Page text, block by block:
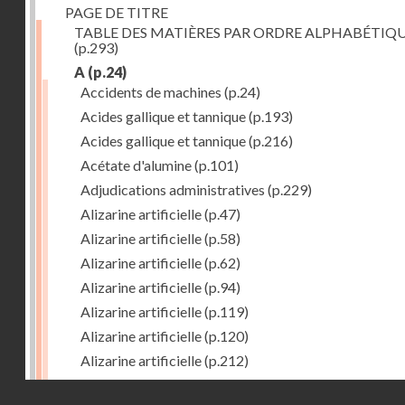
PAGE DE TITRE
TABLE DES MATIÈRES PAR ORDRE
(p.293)
A (p.24)
Accidents de machines (p.24)
Acides gallique et tannique(p.193)
Acides gallique et tannique(p.216)
Acétate d'alumine(p.101)
Adjudications administratives (p.229)
Alizarine artificielle(p.47)
Alizarine artificielle(p.58)
Alizarine artificielle(p.62)
Alizarine artificielle(p.94)
Alizarine artificielle(p.119)
Alizarine artificielle(p.120)
Alizarine artificielle(p.212)
Alizarine artificielle(p.256)